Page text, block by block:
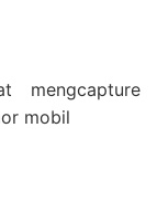
mengcapture
mobil